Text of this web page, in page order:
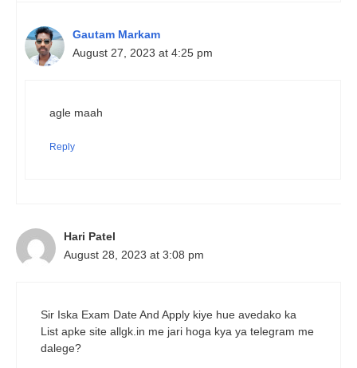
Gautam Markam
August 27, 2023 at 4:25 pm
agle maah
Reply
Hari Patel
August 28, 2023 at 3:08 pm
Sir Iska Exam Date And Apply kiye hue avedako ka
List apke site allgk.in me jari hoga kya ya telegram me
dalege?